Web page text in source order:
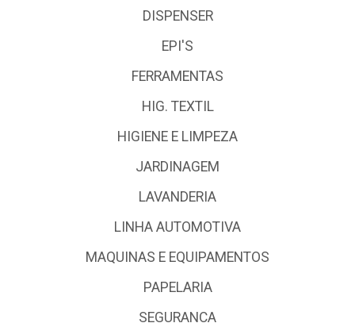
DISPENSER
EPI'S
FERRAMENTAS
HIG. TEXTIL
HIGIENE E LIMPEZA
JARDINAGEM
LAVANDERIA
LINHA AUTOMOTIVA
MAQUINAS E EQUIPAMENTOS
PAPELARIA
SEGURANCA